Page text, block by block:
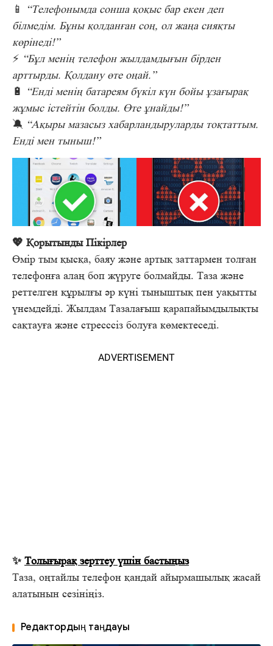
📱
“Телефонымда сонша қоқыс бар екен деп
білмедім. Бұны қолданған соң, ол жаңа сияқты
көрінеді!”
⚡ “Бұл менің телефон жылдамдығын бірден
арттырды. Қолдану өте оңай.”
🔋
“Енді менің батареям бүкіл күн бойы ұзағырақ
жұмыс істейтін болды. Өте ұнайды!”
🔕 “Ақыры мазасыз хабарландыруларды тоқтаттым.
Енді мен тыныш!”
💖 Қорытынды Пікірлер
Өмір тым қысқа, баяу және артық заттармен толған
телефонға алаң боп жүруге болмайды. Таза және
реттелген құрылғы әр күні тыныштық пен уақытты
үнемдейді. Жылдам Тазалағыш қарапайымдылықты
сақтауға және стресссіз болуға көмектеседі.
ADVERTISEMENT
✨ Толығырақ зерттеу үшін бастыңыз
Таза, оңтайлы телефон қандай айырмашылық жасай
алатынын сезініңіз.
Редактордың таңдауы